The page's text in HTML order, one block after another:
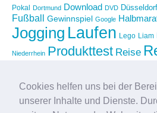
Cookies helfen uns bei der
unserer Inhalte und Dienste.
Pokal Dortmund Download DVD Düsseldorf
Fußball Gewinnspiel Google
Jogging Laufen Lego Liam
Niederrhein Produkttest Reise
Twitter Urlaub Video vimeo
Compilation
YouTube